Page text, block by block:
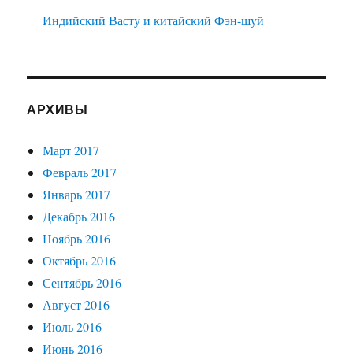
Индийский Васту и китайский Фэн-шуй
АРХИВЫ
Март 2017
Февраль 2017
Январь 2017
Декабрь 2016
Ноябрь 2016
Октябрь 2016
Сентябрь 2016
Август 2016
Июль 2016
Июнь 2016